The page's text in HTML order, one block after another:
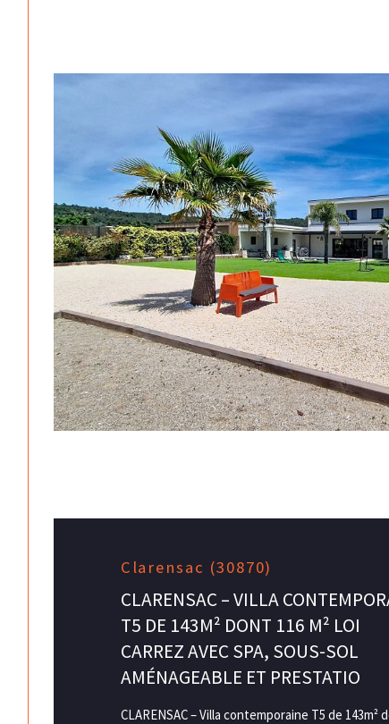
Clarensac (30870)
CLARENSAC – VILLA
T5 DE 143M² DONT 116 M² LOI
CARREZ AVEC SPA, SOUS-SOL
AMÉNAGEABLE ET PRESTATIO
CLARENSAC – Villa contemporaine T5 de 143m²